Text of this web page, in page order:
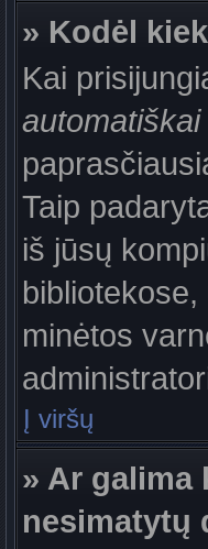
» Kodėl
Kai
Taip
iš jūsų
minėtos
Į viršų
» Ar galima
nesimatytų